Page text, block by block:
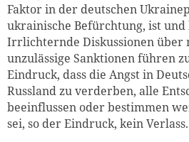
Faktor in der deutschen
ukrainische Befürchtung, ist und
Irrlichternde Diskussionen über
unzulässige Sanktionen führen
Eindruck, dass die Angst in
Russland zu verderben, alle
beeinflussen oder bestimmen
sei, so der Eindruck, kein Verlass.